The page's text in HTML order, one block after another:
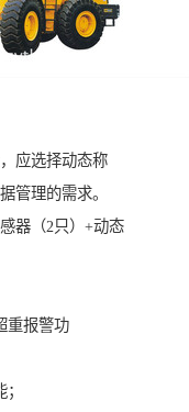
应选择动态称
管理的需求。
器（2只）+动态
：
重报警功
能；